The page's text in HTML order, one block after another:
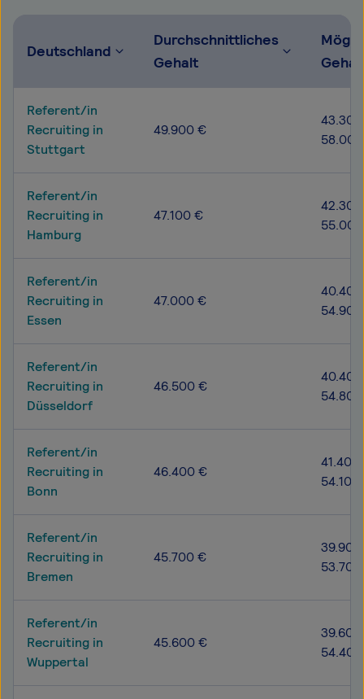
Deutschland
Durchschnittliches
Gehalt
Referent/in
Recruiting in
Stuttgart
49.900 €
Referent/in
Recruiting in
Hamburg
47.100 €
Referent/in
Recruiting in
Essen
47.000 €
Referent/in
Recruiting in
Düsseldorf
46.500 €
Referent/in
Recruiting in
Bonn
46.400 €
Referent/in
Recruiting in
Bremen
45.700 €
Referent/in
Recruiting in
Wuppertal
45.600 €